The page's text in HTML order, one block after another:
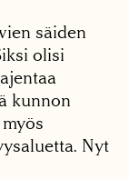
säiden
olisi
kunnon
Nyt